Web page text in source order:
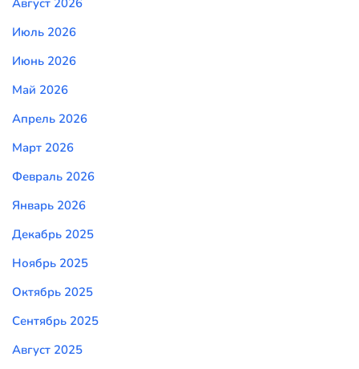
Июль 2026
Июнь 2026
Май 2026
Апрель 2026
Март 2026
Февраль 2026
Январь 2026
Декабрь 2025
Ноябрь 2025
Октябрь 2025
Сентябрь 2025
Август 2025